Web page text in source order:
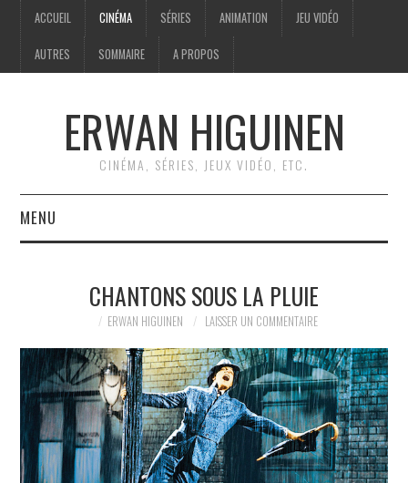
ACCUEIL CINÉMA SÉRIES ANIMATION JEU VIDÉO
AUTRES SOMMAIRE A PROPOS
ERWAN HIGUINEN
CINÉMA, SÉRIES, JEUX VIDÉO, ETC.
MENU
SÉRIES
ANIMATION
JEU VIDÉO
CHANTONS SOUS LA PLUIE
ERWAN HIGUINEN LAISSER UN COMMENTAIRE